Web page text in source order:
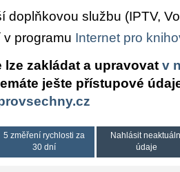
doplňkovou službu (IPTV,
programu Internet pro
lze zakládat a upravovat v
ješte přístupové
5 změření rychlosti za
30 dní
Nahlásit
údaje